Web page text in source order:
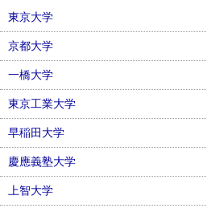
東京大学
京都大学
一橋大学
東京工業大学
早稲田大学
慶應義塾大学
上智大学